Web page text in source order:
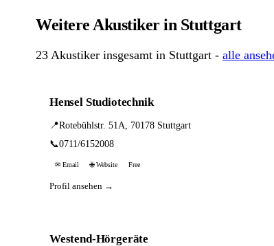
Weitere Akustiker in Stuttgart
23 Akustiker insgesamt in Stuttgart - alle
Hensel Studiotechnik
📍Rotebühlstr. 51A, 70178 Stuttgart
📞0711/6152008
✉ Email 🌐 Website Free
Profil ansehen →
Westend-Hörgeräte